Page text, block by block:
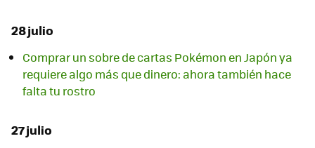
28 julio
Comprar un sobre de cartas Pokémon en Japón ya
requiere algo más que dinero: ahora también hace
falta tu rostro
27 julio